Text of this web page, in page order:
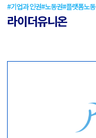
#기업과 인권#노동권#플랫폼노동
라이더유니온